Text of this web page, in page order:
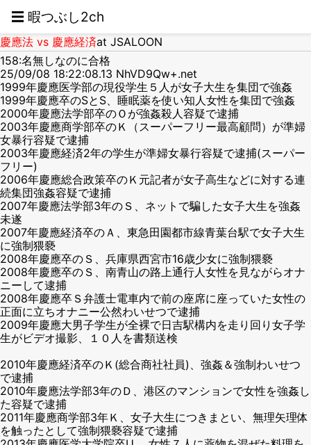
☰ 暇つぶし2ch
慶應法 vs 慶應経済at JSALOON
158:名無しなのに合格
25/09/08 18:22:08.13 NhVD9Qw+.net
1999年慶應医学部の現役学生５人が女子大生を集団で強姦
1999年慶應卒のSとS、睡眠薬を使い知人女性を集団で強姦
2000年慶應法学部卒のＯが強姦殺人容疑で逮捕
2003年慶應商学部卒のＫ（スーパーフリー最高顧問）が準婦
女暴行容疑で逮捕
2003年慶應経済2年の学生が準婦女暴行容疑で逮捕(スーパー
フリー)
2006年慶應総合政策卒のＫ元記者が女子高生などに対する連
続集団強姦容疑で逮捕
2007年慶應法学部3年のＳ、ネットで騙した女子大生を強姦
未遂
2007年慶應経済卒のＡ、東急田園都市線青葉台駅で女子大生
に強制猥褻
2008年慶應卒のＳ、兵庫県西宮市16歳少女に強制猥褻
2008年慶應卒のＳ、南青山の路上通行人女性を見ながらオナ
ニーして逮捕
2008年慶應卒Ｓ弁護士電車内で前の座席に座っていた女性の
正面に立ちオナニー公然わいせつで逮捕
2009年慶應大男子学生が全裸で日吉駅構内を走り回り女子学
生がビデオ撮影、１０人を書類送検
2010年慶應経済卒のＫ(総合商社社員)、強姦＆強制わいせつ
で逮捕
2010年慶應法学部3年のＤ、港区のマンションで女性を強姦し
た容疑で逮捕
2011年慶應商学部3年Ｋ、女子大生につきまとい、無理矢理体
を触ったとして強制猥褻容疑で逮捕